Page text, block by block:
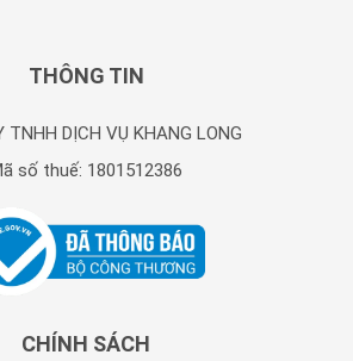
THÔNG TIN
TNHH DỊCH VỤ KHANG LONG
số thuế: 1801512386
CHÍNH SÁCH